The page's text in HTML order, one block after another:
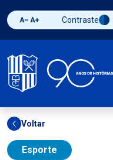
Diminuir fonte
Aumentar fonte
Alternar
Contraste
Voltar
Esporte